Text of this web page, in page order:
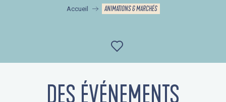
Accueil ANIMATIONS & MARCHÉS
Ajouter aux
DES ÉVÉNEMENTS